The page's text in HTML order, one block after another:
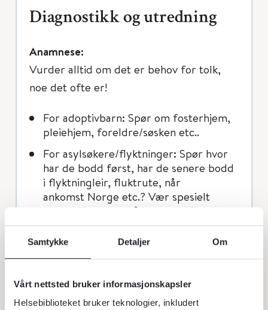
Samtykke Detaljer Om
Vårt nettsted bruker informasjonskapsler
Helsebiblioteket bruker teknologier, inkludert
Diagnostikk og utredning
Anamnese:
Vurder alltid om det er behov for tolk,
noe det ofte er!
For adoptivbarn: Spør om fosterhjem,
pleiehjem, foreldre/søsken etc..
For asylsøkere/flyktninger: Spør hvor
har de bodd først, har de senere bodd
i flyktningleir, fluktrute, når
ankomst Norge etc.? Vær spesielt
oppmerksomme på barn som har
kommet til Norge uten
omsorgspersoner og som kan mangle
Vaksinasjoner/spør om BCG arr